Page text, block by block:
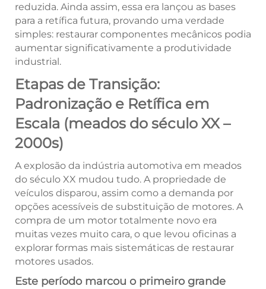
reduzida. Ainda assim, essa era lançou as bases
para a retífica futura, provando uma verdade
simples: restaurar componentes mecânicos podia
aumentar significativamente a produtividade
industrial.
Etapas de Transição:
Padronização e Retífica em
Escala (meados do século XX –
2000s)
A explosão da indústria automotiva em meados
do século XX mudou tudo. A propriedade de
veículos disparou, assim como a demanda por
opções acessíveis de substituição de motores. A
compra de um motor totalmente novo era
muitas vezes muito cara, o que levou oficinas a
explorar formas mais sistemáticas de restaurar
motores usados.
Este período marcou o primeiro grande